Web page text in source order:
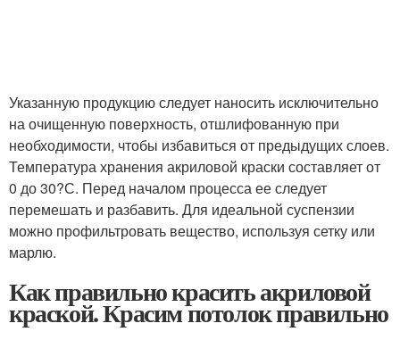
Указанную продукцию следует наносить исключительно
на очищенную поверхность, отшлифованную при
необходимости, чтобы избавиться от предыдущих слоев.
Температура хранения акриловой краски составляет от
0 до 30?С. Перед началом процесса ее следует
перемешать и разбавить. Для идеальной суспензии
можно профильтровать вещество, используя сетку или
марлю.
Как правильно красить акриловой
краской. Красим потолок правильно